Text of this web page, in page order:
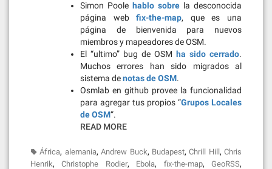
Simon Poole hablo sobre la desconocida
página webfix-the-map, que es una
página de bienvenida para nuevos
miembros y mapeadores de OSM.
El “ultimo” bug de OSM ha sido cerrado.
Muchos errores han sido migrados al
sistema denotas de OSM.
Osmlab en github provee la funcionalidad
para agregar tus propios “Grupos Locales
de OSM“.
READ MORE
África, alemania,Andrew Buck, Budapest,Chrill Hill, Chris
Henrik,Christophe Rodier, Ebola, fix-the-map,GeoRSS,